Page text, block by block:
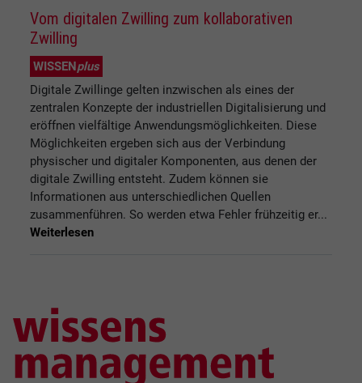
Vom digitalen Zwilling zum kollaborativen
Zwilling
WISSENplus
Digitale Zwillinge gelten inzwischen als eines der
zentralen Konzepte der industriellen Digitalisierung und
eröffnen vielfältige Anwendungsmöglichkeiten. Diese
Möglichkeiten ergeben sich aus der Verbindung
physischer und digitaler Komponenten, aus denen der
digitale Zwilling entsteht. Zudem können sie
Informationen aus unterschiedlichen Quellen
zusammenführen. So werden etwa Fehler frühzeitig er...
Weiterlesen